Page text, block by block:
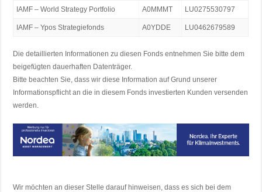
IAMF – World Strategy Portfolio A0MMMT LU0275530797
IAMF – Ypos Strategiefonds A0YDDE LU0462679589
Die detaillierten Informationen zu diesen Fonds entnehmen Sie bitte dem
beigefügten dauerhaften Datenträger.
Bitte beachten Sie, dass wir diese Information auf Grund unserer
Informationspflicht an die in diesem Fonds investierten Kunden versenden
werden.
Wir möchten an dieser Stelle darauf hinweisen, dass es sich bei dem